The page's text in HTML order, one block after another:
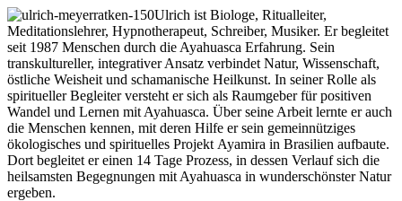
Ulrich ist Biologe, Ritualleiter,
Meditationslehrer, Hypnotherapeut, Schreiber, Musiker. Er begleitet
seit 1987 Menschen durch die Ayahuasca Erfahrung. Sein
transkultureller, integrativer Ansatz verbindet Natur, Wissenschaft,
östliche Weisheit und schamanische Heilkunst. In seiner Rolle als
spiritueller Begleiter versteht er sich als Raumgeber für positiven
Wandel und Lernen mit Ayahuasca. Über seine Arbeit lernte er auch
die Menschen kennen, mit deren Hilfe er sein gemeinnütziges
ökologisches und spirituelles Projekt Ayamira in Brasilien aufbaute.
Dort begleitet er einen 14 Tage Prozess, in dessen Verlauf sich die
heilsamsten Begegnungen mit Ayahuasca in wunderschönster Natur
ergeben.